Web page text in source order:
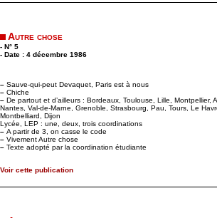
Autre chose
- N° 5
- Date : 4 décembre 1986
– Sauve-qui-peut Devaquet, Paris est à nous
– Chiche
– De partout et d’ailleurs : Bordeaux, Toulouse, Lille, Montpellier,
Nantes, Val-de-Marne, Grenoble, Strasbourg, Pau, Tours, Le
Montbelliard, Dijon
Lycée, LEP : une, deux, trois coordinations
– A partir de 3, on casse le code
– Vivement Autre chose
– Texte adopté par la coordination étudiante
Voir cette publication